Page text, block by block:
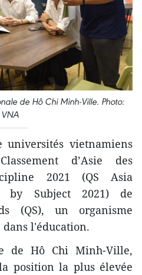
de Hô Chi Minh-Ville. Photo:
VNA
vietnamiens
d’Asie des
2021 (QS Asia
by Subject 2021) de
(QS), un organisme
l'éducation.
de Hô Chi Minh-Ville,
position la plus élevée